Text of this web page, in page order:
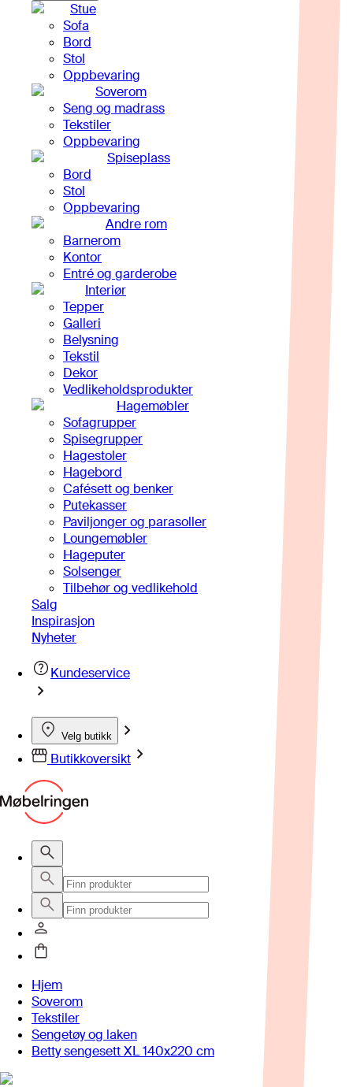
Stue
Sofa
Bord
Stol
Oppbevaring
Soverom
Seng og madrass
Tekstiler
Oppbevaring
Spiseplass
Bord
Stol
Oppbevaring
Andre rom
Barnerom
Kontor
Entré og garderobe
Interiør
Tepper
Galleri
Belysning
Tekstil
Dekor
Vedlikeholdsprodukter
Hagemøbler
Sofagrupper
Spisegrupper
Hagestoler
Hagebord
Cafésett og benker
Putekasser
Paviljonger og parasoller
Loungemøbler
Hageputer
Solsenger
Tilbehør og vedlikehold
Salg
Inspirasjon
Nyheter
Kundeservice
Velg butikk
Butikkoversikt
Hjem
Soverom
Tekstiler
Sengetøy og laken
Betty sengesett XL 140x220 cm